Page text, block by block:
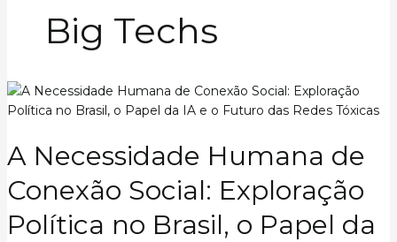
Big Techs
A Necessidade Humana de
Conexão Social: Exploração
Política no Brasil, o Papel da